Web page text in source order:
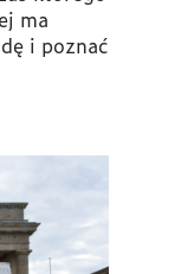
ma
i poznać